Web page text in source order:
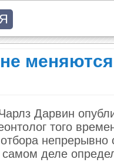
меняются
Дарвин
того
непрерывно
деле